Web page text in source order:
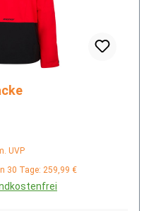
UVP
30 Tage: 259,99 €